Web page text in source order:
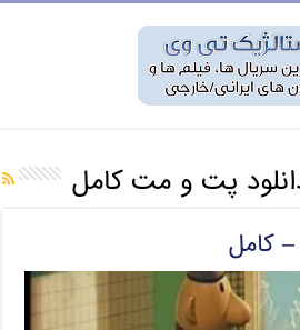
پت و مت کامل
کامل